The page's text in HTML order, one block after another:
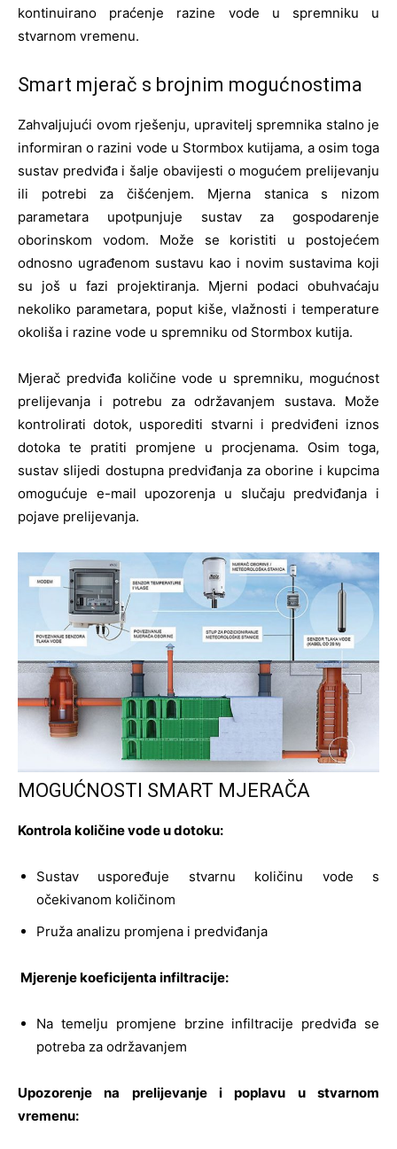
kontinuirano praćenje razine vode u spremniku u
stvarnom vremenu.
Smart mjerač s brojnim mogućnostima
Zahvaljujući ovom rješenju, upravitelj spremnika stalno je
informiran o razini vode u Stormbox kutijama, a osim toga
sustav predviđa i šalje obavijesti o mogućem prelijevanju
ili potrebi za čišćenjem. Mjerna stanica s nizom
parametara upotpunjuje sustav za gospodarenje
oborinskom vodom. Može se koristiti u postojećem
odnosno ugrađenom sustavu kao i novim sustavima koji
su još u fazi projektiranja. Mjerni podaci obuhvaćaju
nekoliko parametara, poput kiše, vlažnosti i temperature
okoliša i razine vode u spremniku od Stormbox kutija.
Mjerač predviđa količine vode u spremniku, mogućnost
prelijevanja i potrebu za održavanjem sustava. Može
kontrolirati dotok, usporediti stvarni i predviđeni iznos
dotoka te pratiti promjene u procjenama. Osim toga,
sustav slijedi dostupna predviđanja za oborine i kupcima
omogućuje e-mail upozorenja u slučaju predviđanja i
pojave prelijevanja.
MOGUĆNOSTI SMART MJERAČA
Kontrola količine vode u dotoku:
Sustav uspoređuje stvarnu količinu vode s
očekivanom količinom
Pruža analizu promjena i predviđanja
Mjerenje koeficijenta infiltracije:
Na temelju promjene brzine infiltracije predviđa se
potreba za održavanjem
Upozorenje na prelijevanje i poplavu u stvarnom
vremenu: